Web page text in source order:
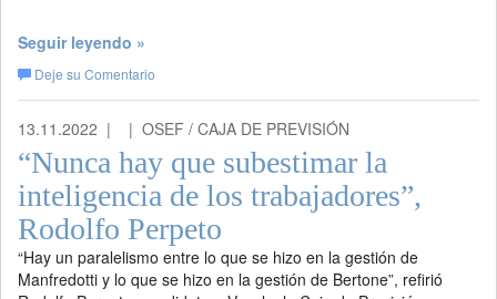
Seguir leyendo »
Deje su Comentario
13.11.2022 | | OSEF / CAJA DE PREVISIÓN
“Nunca hay que subestimar la
inteligencia de los trabajadores”,
Rodolfo Perpeto
“Hay un paralelismo entre lo que se hizo en la gestión de
Manfredotti y lo que se hizo en la gestión de Bertone”, refirió